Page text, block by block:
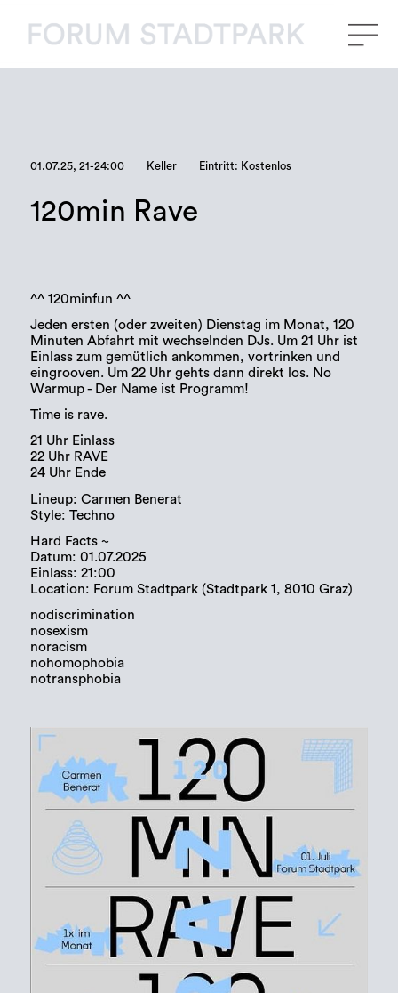
01.07.25, 21-24:00 Keller Eintritt: Kostenlos
120min Rave
^^ 120minfun ^^
Jeden ersten (oder zweiten) Dienstag im Monat, 120
Minuten Abfahrt mit wechselnden DJs. Um 21 Uhr ist
Einlass zum gemütlich ankommen, vortrinken und
eingrooven. Um 22 Uhr gehts dann direkt los. No
Warmup - Der Name ist Programm!
Time is rave.
21 Uhr Einlass
22 Uhr RAVE
24 Uhr Ende
Lineup: Carmen Benerat
Style: Techno
Hard Facts ~
Datum: 01.07.2025
Einlass: 21:00
Location: Forum Stadtpark (Stadtpark 1, 8010 Graz)
nodiscrimination
nosexism
noracism
nohomophobia
notransphobia